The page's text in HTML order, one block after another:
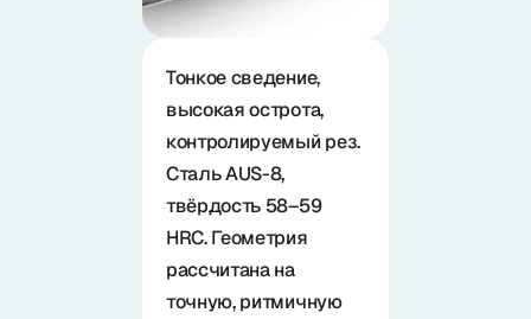
Тонкое сведение,
высокая острота,
контролируемый рез.
Сталь AUS-8,
твёрдость 58–59
HRC. Геометрия
рассчитана на
точную, ритмичную